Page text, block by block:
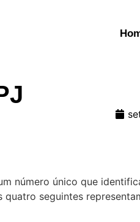
número único que
seguintes